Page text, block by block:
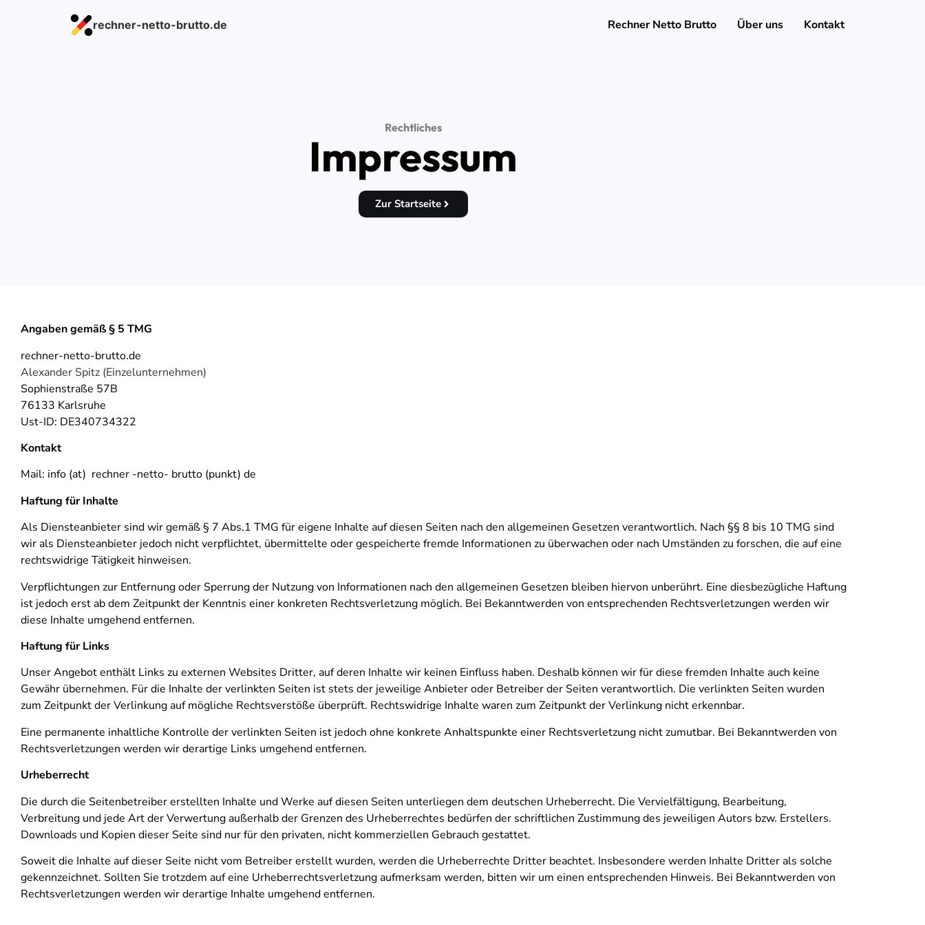
rechner-netto-brutto.de Rechner Netto Brutto Über uns Kontakt
Rechtliches
Impressum
Zur Startseite
Angaben gemäß § 5 TMG
rechner-netto-brutto.de
Alexander Spitz (Einzelunternehmen)
Sophienstraße 57B
76133 Karlsruhe
Ust-ID: DE340734322
Kontakt
Mail: info (at) rechner -netto- brutto (punkt) de
Haftung für Inhalte
Als Diensteanbieter sind wir gemäß § 7 Abs.1 TMG für eigene Inhalte auf diesen Seiten nach den allgemeinen Gesetzen verantwortlich. Nach §§ 8 bis 10 TMG sind
wir als Diensteanbieter jedoch nicht verpflichtet, übermittelte oder gespeicherte fremde Informationen zu überwachen oder nach Umständen zu forschen, die auf eine
rechtswidrige Tätigkeit hinweisen.
Verpflichtungen zur Entfernung oder Sperrung der Nutzung von Informationen nach den allgemeinen Gesetzen bleiben hiervon unberührt. Eine diesbezügliche Haftung
ist jedoch erst ab dem Zeitpunkt der Kenntnis einer konkreten Rechtsverletzung möglich. Bei Bekanntwerden von entsprechenden Rechtsverletzungen werden wir
diese Inhalte umgehend entfernen.
Haftung für Links
Unser Angebot enthält Links zu externen Websites Dritter, auf deren Inhalte wir keinen Einfluss haben. Deshalb können wir für diese fremden Inhalte auch keine
Gewähr übernehmen. Für die Inhalte der verlinkten Seiten ist stets der jeweilige Anbieter oder Betreiber der Seiten verantwortlich. Die verlinkten Seiten wurden
zum Zeitpunkt der Verlinkung auf mögliche Rechtsverstöße überprüft. Rechtswidrige Inhalte waren zum Zeitpunkt der Verlinkung nicht erkennbar.
Eine permanente inhaltliche Kontrolle der verlinkten Seiten ist jedoch ohne konkrete Anhaltspunkte einer Rechtsverletzung nicht zumutbar. Bei Bekanntwerden von
Rechtsverletzungen werden wir derartige Links umgehend entfernen.
Urheberrecht
Die durch die Seitenbetreiber erstellten Inhalte und Werke auf diesen Seiten unterliegen dem deutschen Urheberrecht. Die Vervielfältigung, Bearbeitung,
Verbreitung und jede Art der Verwertung außerhalb der Grenzen des Urheberrechtes bedürfen der schriftlichen Zustimmung des jeweiligen Autors bzw. Erstellers.
Downloads und Kopien dieser Seite sind nur für den privaten, nicht kommerziellen Gebrauch gestattet.
Soweit die Inhalte auf dieser Seite nicht vom Betreiber erstellt wurden, werden die Urheberrechte Dritter beachtet. Insbesondere werden Inhalte Dritter als solche
gekennzeichnet. Sollten Sie trotzdem auf eine Urheberrechtsverletzung aufmerksam werden, bitten wir um einen entsprechenden Hinweis. Bei Bekanntwerden von
Rechtsverletzungen werden wir derartige Inhalte umgehend entfernen.